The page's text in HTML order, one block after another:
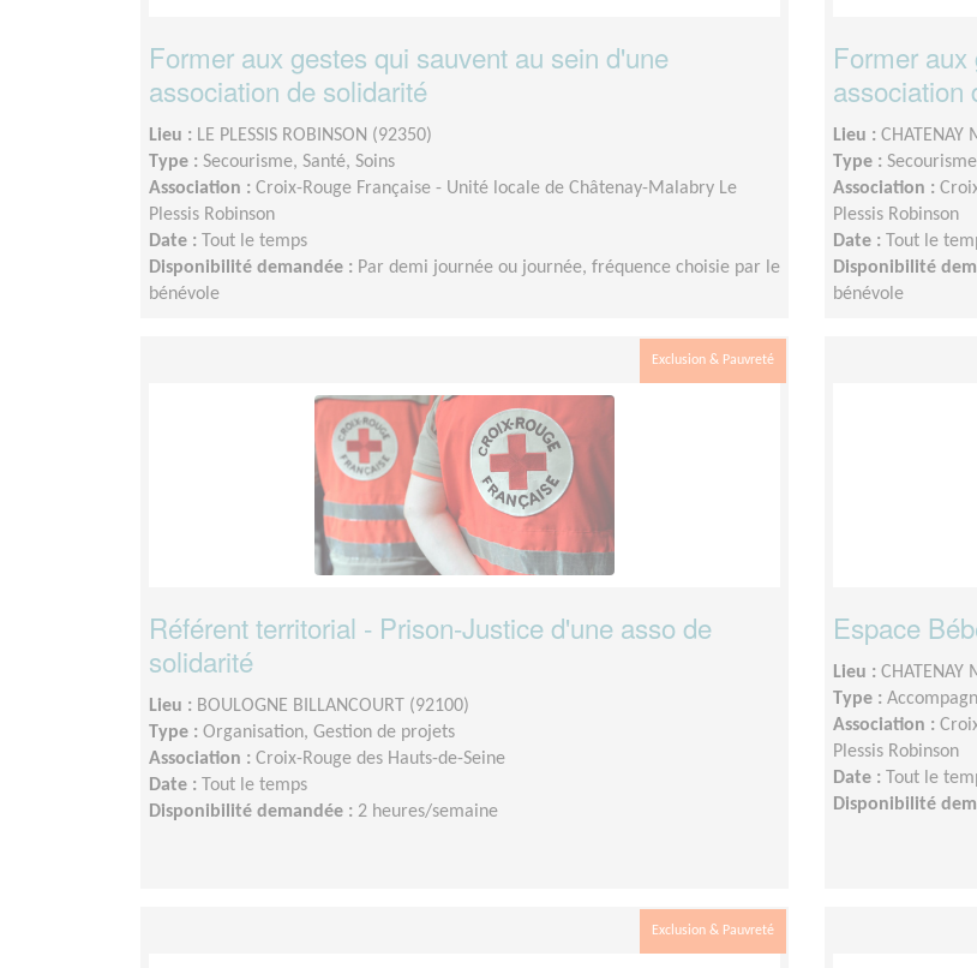
Former aux gestes qui sauvent au sein d'une
association de solidarité
Lieu : LE PLESSIS ROBINSON (92350)
Type : Secourisme, Santé, Soins
Association : Croix-Rouge Française - Unité locale de Châtenay-Malabry Le
Plessis Robinson
Date :
Tout le temps
Disponibilité demandée : Par demi journée ou journée, fréquence choisie par le
bénévole
Former
association
Lieu : CHATENAY
Type :
Association :
Plessis Robinson
Date :
Tout le
Disponibilité
bénévole
Exclusion & Pauvreté
Référent territorial - Prison-Justice d'une asso de
solidarité
Lieu : BOULOGNE BILLANCOURT (92100)
Type : Organisation, Gestion de projets
Association : Croix-Rouge des Hauts-de-Seine
Date :
Tout le temps
Disponibilité demandée : 2 heures/semaine
Espace
Lieu : CHATENAY
Type :
Association :
Plessis Robinson
Date :
Tout le
Disponibilité
Exclusion & Pauvreté